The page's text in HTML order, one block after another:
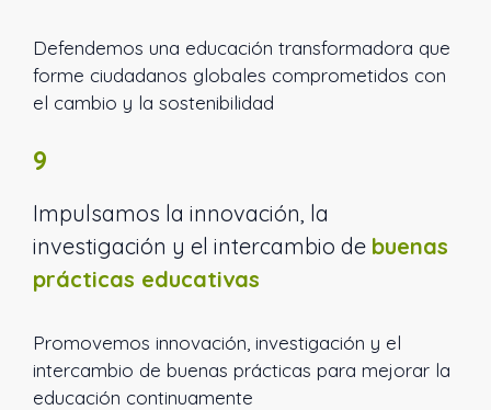
Defendemos una educación transformadora que
forme ciudadanos globales comprometidos con
el cambio y la sostenibilidad
9
Impulsamos la innovación, la
investigación y el intercambio de buenas
prácticas educativas
Promovemos innovación, investigación y el
intercambio de buenas prácticas para mejorar la
educación continuamente